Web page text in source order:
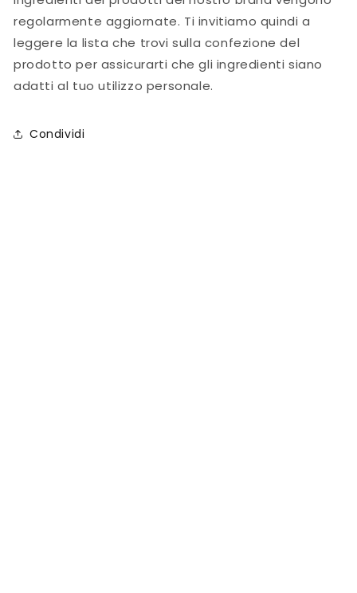
regolarmente aggiornate. Ti invitiamo quindi a
leggere la lista che trovi sulla confezione del
prodotto per assicurarti che gli ingredienti siano
adatti al tuo utilizzo personale.
Condividi